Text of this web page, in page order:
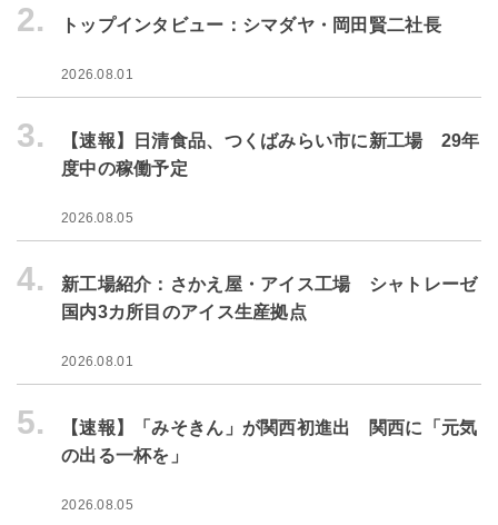
2. トップインタビュー：シマダヤ・岡田賢二社長
2026.08.01
3.
【速報】日清食品、つくばみらい市に新工場 29年
度中の稼働予定
2026.08.05
4.
新工場紹介：さかえ屋・アイス工場 シャトレーゼ
国内3カ所目のアイス生産拠点
2026.08.01
5.
【速報】「みそきん」が関西初進出 関西に「元気
の出る一杯を」
2026.08.05